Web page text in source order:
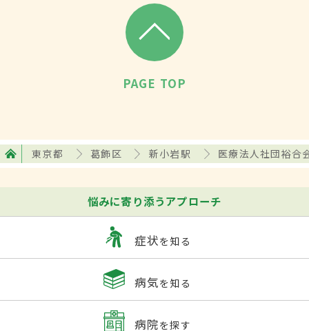
PAGE TOP
東京都 葛飾区 新小岩駅 医療法人社団裕合
悩みに寄り添うアプローチ
症状を知る
病気を知る
病院を探す